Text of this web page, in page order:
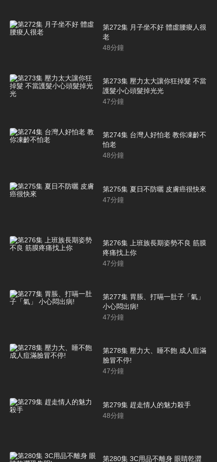
第272集 月子坐不好 體虛腰痠人很
老
48分鐘
第273集 壓力太大讓你狂掉髮 不當
護髮小心頭髮掉光光
47分鐘
第274集 台灣人好怕老 教你凍齡不
怕老
48分鐘
第275集 夏日不防曬 皮膚癌很快來
47分鐘
第276集 上班族長期姿勢不良 筋膜
疼痛找上你
47分鐘
第277集 胃脹、打嗝一肚子「氣」
小心悶出病!
47分鐘
第278集 壓力大、睡不飽 成人痘滿
臉冒不停!
47分鐘
第279集 趕走情人的魅力殺手
48分鐘
第280集 3C用品不離身 眼睛乾澀